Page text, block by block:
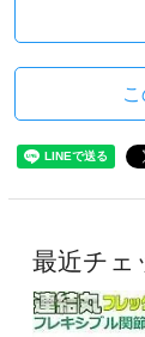
最近チェ